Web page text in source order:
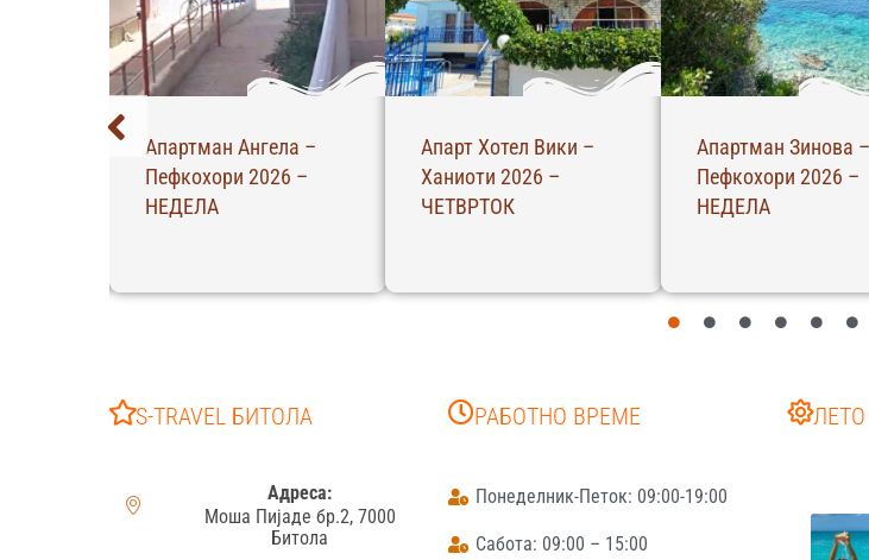
Апартман Ангела –
Пефкохори 2026 –
НЕДЕЛА
Апарт Хотел Вики –
Ханиоти 2026 –
ЧЕТВРТОК
Апартман Зинова –
Пефкохори 2026 –
НЕДЕЛА
S-TRAVEL БИТОЛА
Адреса:
Моша Пијаде бр.2, 7000
Битола
РАБОТНО ВРЕМЕ
Понеделник-Петок: 09:00-19:00
Сабота: 09:00 – 15:00
ЛЕТО